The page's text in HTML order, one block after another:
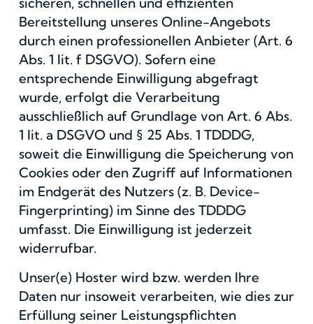
Bereitstellung unseres Online-Angebots
durch einen professionellen Anbieter (Art. 6
Abs. 1 lit. f DSGVO). Sofern eine
entsprechende Einwilligung abgefragt
wurde, erfolgt die Verarbeitung
ausschließlich auf Grundlage von Art. 6 Abs.
1 lit. a DSGVO und § 25 Abs. 1 TDDDG,
soweit die Einwilligung die Speicherung von
Cookies oder den Zugriff auf Informationen
im Endgerät des Nutzers (z. B. Device-
Fingerprinting) im Sinne des TDDDG
umfasst. Die Einwilligung ist jederzeit
widerrufbar.
Unser(e) Hoster wird bzw. werden Ihre
Daten nur insoweit verarbeiten, wie dies zur
Erfüllung seiner Leistungspflichten